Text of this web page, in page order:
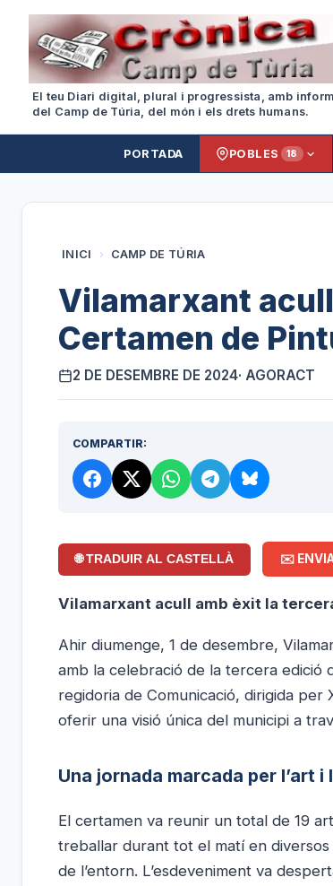
El teu Diari digital, plural i progressista, amb
del Camp de Túria, del món i els drets humans.
PORTADA POBLES 18
INICI › CAMP DE TÚRIA
Vilamarxant
Certamen de
2 DE DESEMBRE DE 2024· AGORACT
COMPARTIR:
🌐 TRADUIR AL CASTELLÀ ✉️
Vilamarxant acull amb èxit la
Ahir diumenge, 1 de desembre,
amb la celebració de la tercera edició
regidoria de Comunicació, dirigida
oferir una visió única del municipi a
Una jornada marcada per l’art
El certamen va reunir un total de 19
treballar durant tot el matí en diversos
de l’entorn. L’esdeveniment va